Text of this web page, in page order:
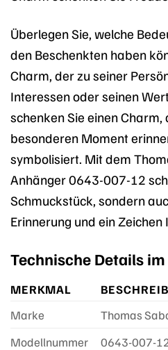
Überlegen Sie, welche
den Beschenkten haben
Charm, der zu seiner
Interessen oder seinen
schenken Sie einen Charm,
besonderen Moment
symbolisiert. Mit dem
Anhänger 0643-007-12
Schmuckstück, sondern
Erinnerung und ein Zeichen
Technische Details
MERKMAL
Marke
Thomas
Modellnummer
0643-007-